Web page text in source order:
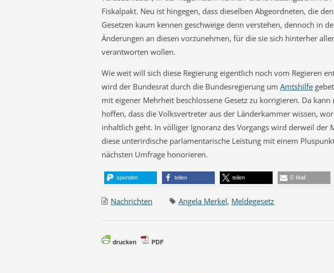
Fiskalpakt. Neu ist hingegen, dass dieselben Abgeordneten, die
Gesetzen kaum kennen geschweige denn verstehen, dennoch in
Änderungen an diesen vorzunehmen, für die sie sich hinterher
verantworten wollen.
Wie weit will sich diese Regierung eigentlich noch vom Regieren
wird der Bundesrat durch die Bundesregierung um Amtshilfe
mit eigener Mehrheit beschlossene Gesetz zu korrigieren. Da kann
hoffen, dass die Volksvertreter aus der Länderkammer wissen,
inhaltlich geht. In völliger Ignoranz des Vorgangs wird derweil der
diese unterirdische parlamentarische Leistung mit einem
nächsten Umfrage honorieren.
spenden teilen teilen E-Mail
Nachrichten Angela Merkel, Meldegesetz
drucken PDF